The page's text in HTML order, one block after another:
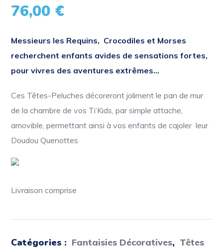
76,00 €
Messieurs les Requins, Crocodiles et Morses
recherchent enfants avides de sensations fortes,
pour vivres des aventures extrêmes…
Ces Têtes-Peluches décoreront joliment le pan de mur
de la chambre de vos Ti’Kids, par simple attache,
amovible, permettant ainsi à vos enfants de cajoler leur
Doudou Quenottes
Livraison comprise
Catégories : Fantaisies Décoratives, Têtes